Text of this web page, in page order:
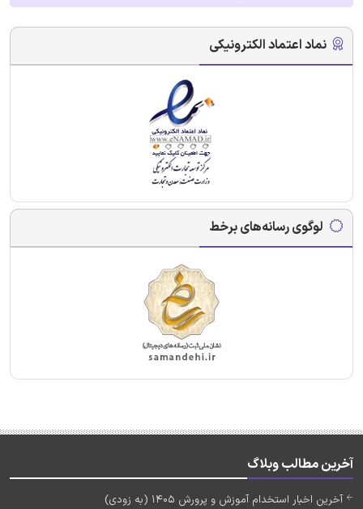
نماد اعتماد الکترونیکی
لوگوی رسانه‌های برخط
آخرین مطالب وبلاگ
آخرین اخبار استخدام آموزش و پرورش 1405 (به زودی)